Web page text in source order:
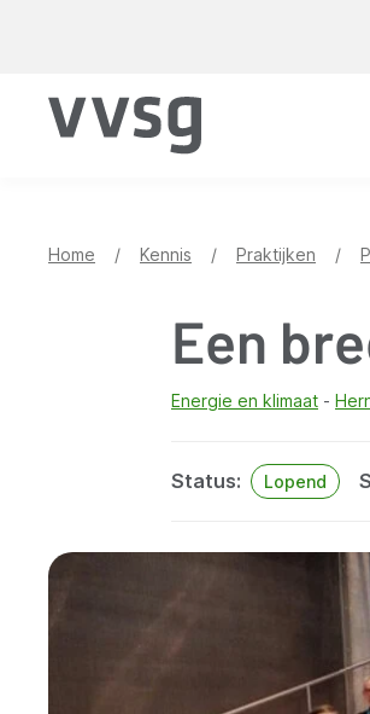
Home / Kennis / Praktijken /
Een
Energie en klimaat
Status Lopend